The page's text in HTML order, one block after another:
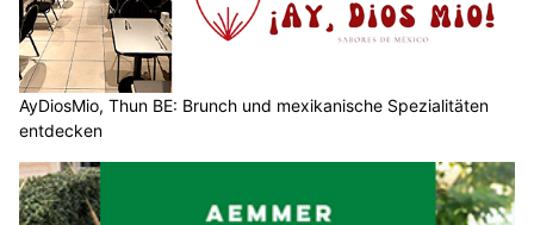
AyDiosMio, Thun BE: Brunch und mexikanische Spezialitäten
entdecken